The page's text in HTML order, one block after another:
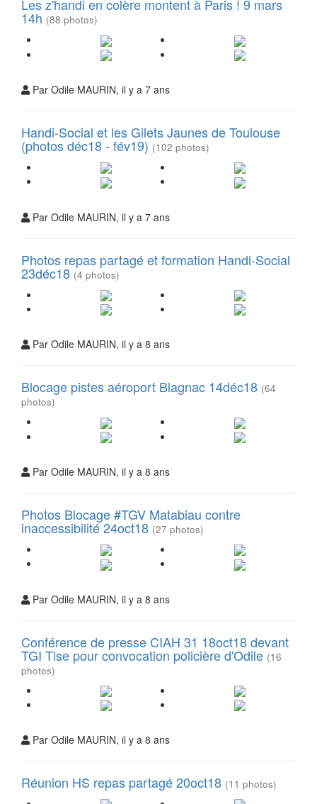
Les z'handi en colère montent à Paris ! 9 mars
14h (88 photos)
Par Odile MAURIN, il y a 7 ans
Handi-Social et les Gilets Jaunes de Toulouse
(photos déc18 - fév19) (102 photos)
Par Odile MAURIN, il y a 7 ans
Photos repas partagé et formation Handi-Social
23déc18 (4 photos)
Par Odile MAURIN, il y a 8 ans
Blocage pistes aéroport Blagnac 14déc18 (64
photos)
Par Odile MAURIN, il y a 8 ans
Photos Blocage #TGV Matabiau contre
inaccessibilité 24oct18 (27 photos)
Par Odile MAURIN, il y a 8 ans
Conférence de presse CIAH 31 18oct18 devant
TGI Tlse pour convocation policière d'Odile (16
photos)
Par Odile MAURIN, il y a 8 ans
Réunion HS repas partagé 20oct18 (11 photos)